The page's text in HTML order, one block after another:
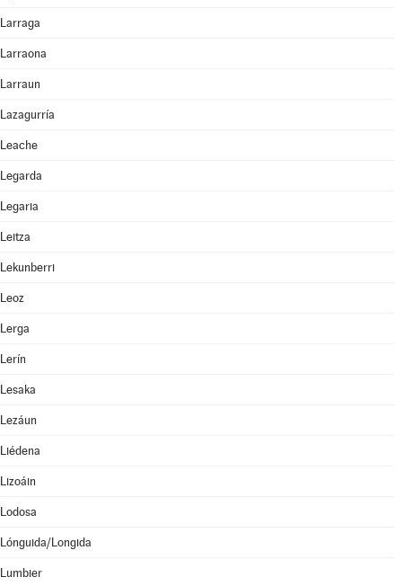
Larraga
Larraona
Larraun
Lazagurría
Leache
Legarda
Legaria
Leitza
Lekunberri
Leoz
Lerga
Lerín
Lesaka
Lezáun
Liédena
Lizoáin
Lodosa
Lónguida/Longida
Lumbier